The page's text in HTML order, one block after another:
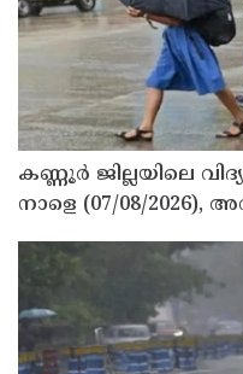
കണ്ണൂർ ജില്ലയിലെ
നാളെ (07/08/2026),